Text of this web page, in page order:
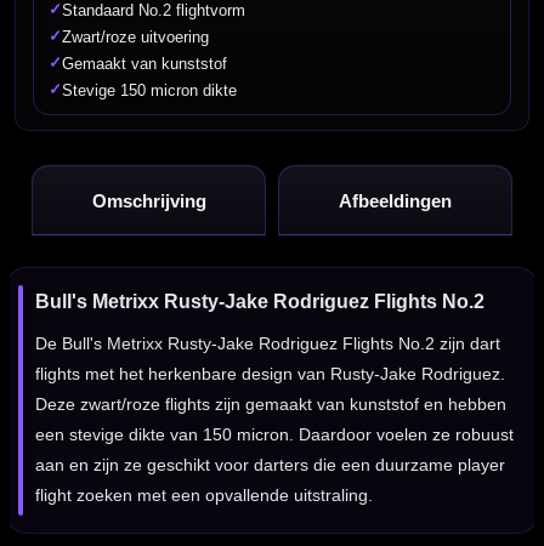
✓Standaard No.2 flightvorm
✓Zwart/roze uitvoering
✓Gemaakt van kunststof
✓Stevige 150 micron dikte
Omschrijving Afbeeldingen
Bull's Metrixx Rusty-Jake Rodriguez Flights No.2
De Bull's Metrixx Rusty-Jake Rodriguez Flights No.2 zijn dart
flights met het herkenbare design van Rusty-Jake Rodriguez.
Deze zwart/roze flights zijn gemaakt van kunststof en hebben
een stevige dikte van 150 micron. Daardoor voelen ze robuust
aan en zijn ze geschikt voor darters die een duurzame player
flight zoeken met een opvallende uitstraling.